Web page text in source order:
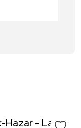
Hazar - Lak